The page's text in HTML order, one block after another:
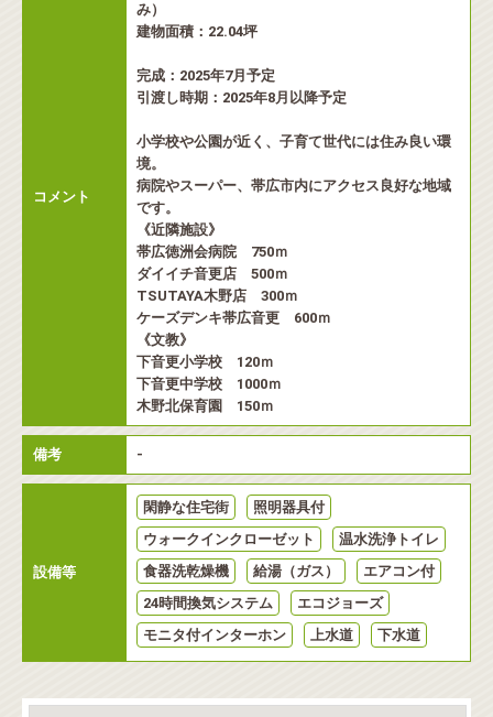
コメント
み）
建物面積：22.04坪
完成：2025年7月予定
引渡し時期：2025年8月以降予定
小学校や公園が近く、子育て世代には住み良い環
境。
病院やスーパー、帯広市内にアクセス良好な地域
です。
《近隣施設》
帯広徳洲会病院 750ｍ
ダイイチ音更店 500ｍ
TSUTAYA木野店 300ｍ
ケーズデンキ帯広音更 600ｍ
《文教》
下音更小学校 120ｍ
下音更中学校 1000ｍ
木野北保育園 150ｍ
備考 -
設備等
閑静な住宅街
照明器具付
ウォークインクローゼット
温水洗浄トイレ
食器洗乾燥機
給湯（ガス）
エアコン付
24時間換気システム
エコジョーズ
モニタ付インターホン
上水道 下水道